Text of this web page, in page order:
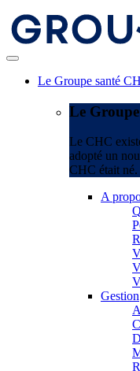
Le Groupe santé
Le
Le CHC
adopté un
CHC était né.
A
Gestion